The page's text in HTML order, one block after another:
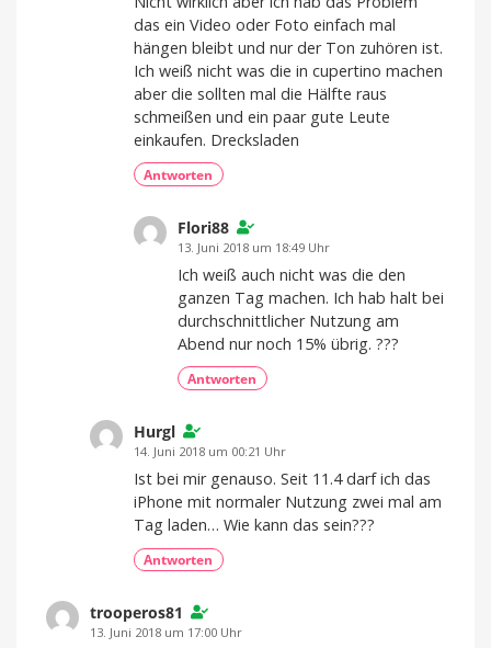
das ein Video oder Foto einfach mal
hängen bleibt und nur der Ton zuhören ist.
Ich weiß nicht was die in cupertino machen
aber die sollten mal die Hälfte raus
schmeißen und ein paar gute Leute
einkaufen. Drecksladen
Antworten
Flori88
13. Juni 2018 um 18:49 Uhr
Ich weiß auch nicht was die den
ganzen Tag machen. Ich hab halt bei
durchschnittlicher Nutzung am
Abend nur noch 15% übrig. ???
Antworten
Hurgl
14. Juni 2018 um 00:21 Uhr
Ist bei mir genauso. Seit 11.4 darf ich das
iPhone mit normaler Nutzung zwei mal am
Tag laden… Wie kann das sein???
Antworten
trooperos81
13. Juni 2018 um 17:00 Uhr